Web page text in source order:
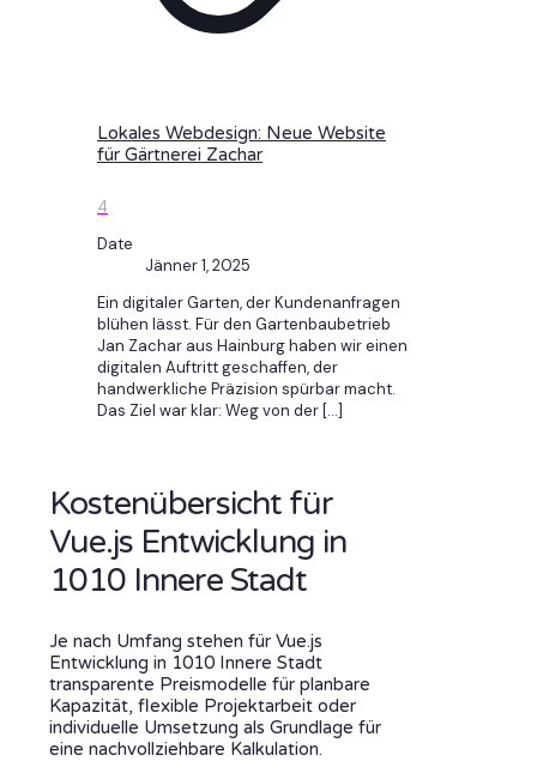
Lokales Webdesign: Neue Website
für Gärtnerei Zachar
4
Date
Jänner 1, 2025
Ein digitaler Garten, der Kundenanfragen
blühen lässt. Für den Gartenbaubetrieb
Jan Zachar aus Hainburg haben wir einen
digitalen Auftritt geschaffen, der
handwerkliche Präzision spürbar macht.
Das Ziel war klar: Weg von der […]
Kostenübersicht für
Vue.js Entwicklung in
1010 Innere Stadt
Je nach Umfang stehen für Vue.js
Entwicklung in 1010 Innere Stadt
transparente Preismodelle für planbare
Kapazität, flexible Projektarbeit oder
individuelle Umsetzung als Grundlage für
eine nachvollziehbare Kalkulation.